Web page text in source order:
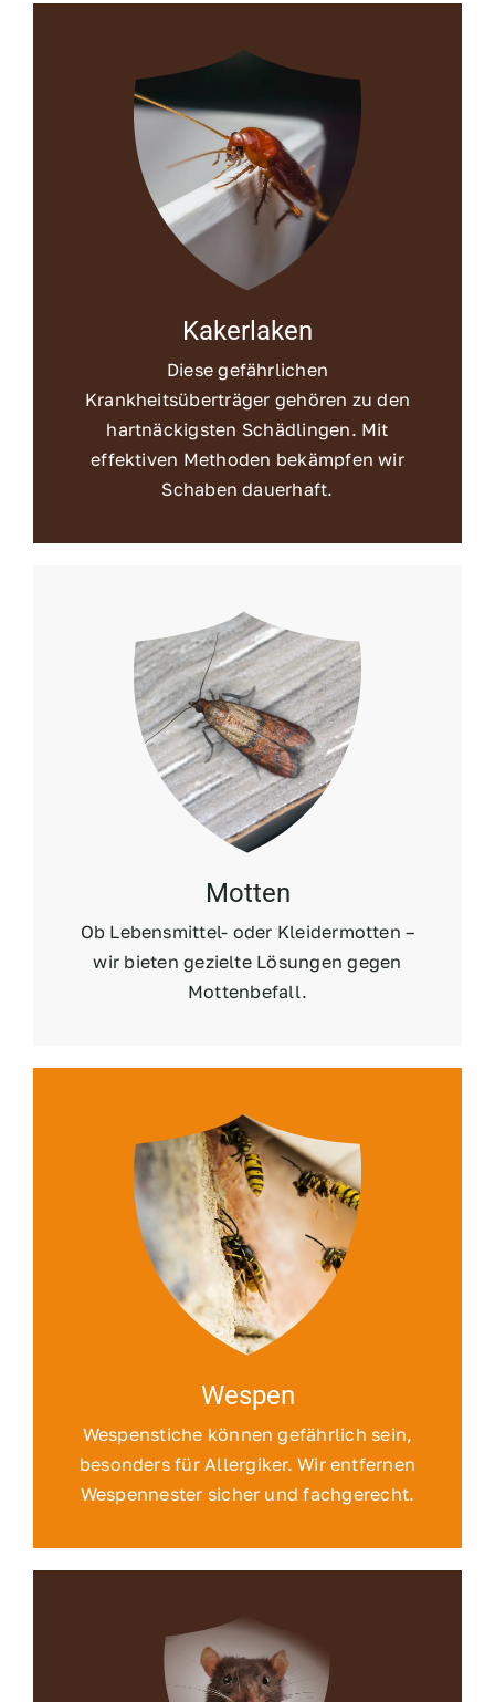
Kakerlaken
Diese gefährlichen
Krankheitsüberträger gehören zu den
hartnäckigsten Schädlingen. Mit
effektiven Methoden bekämpfen wir
Schaben dauerhaft.
Motten
Ob Lebensmittel- oder Kleidermotten –
wir bieten gezielte Lösungen gegen
Mottenbefall.
Wespen
Wespenstiche können gefährlich sein,
besonders für Allergiker. Wir entfernen
Wespennester sicher und fachgerecht.